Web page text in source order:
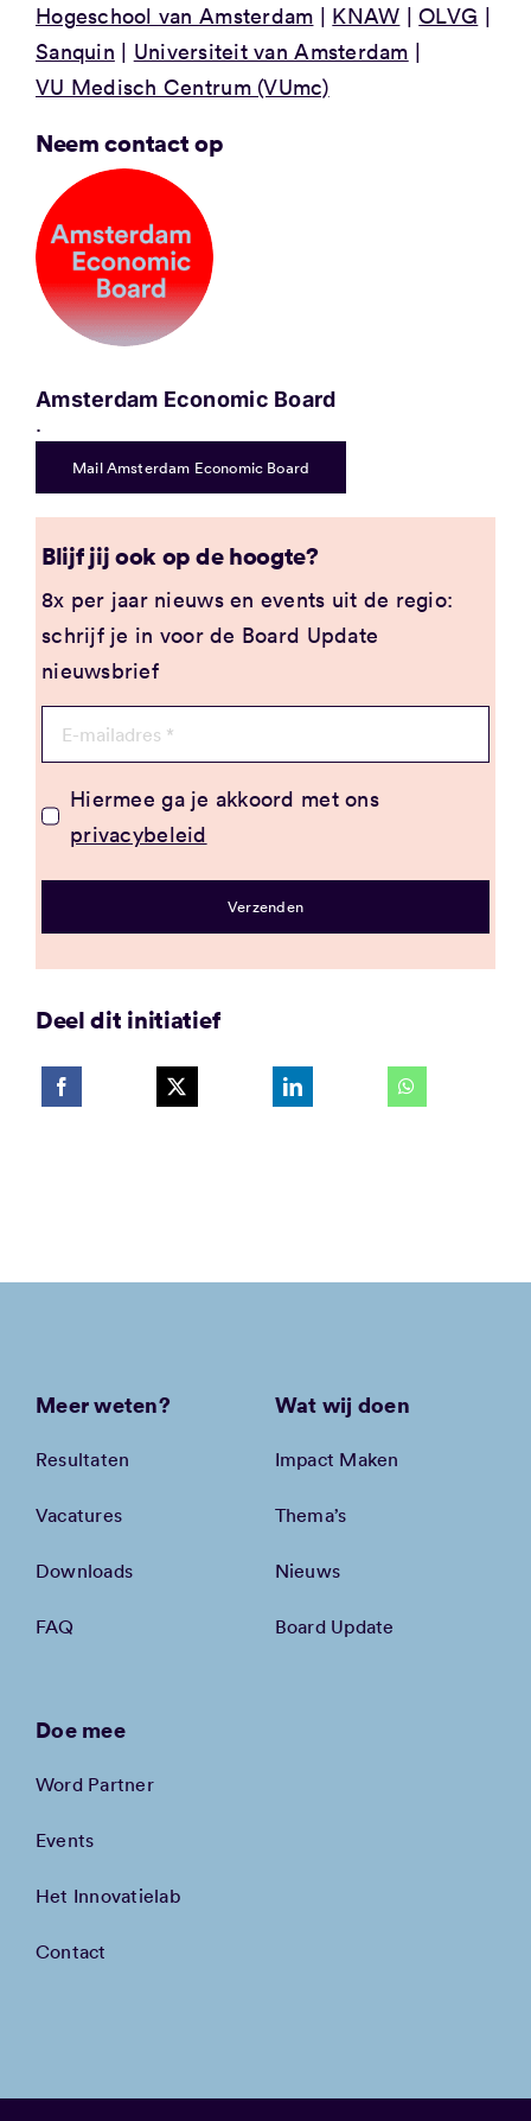
Hogeschool van Amsterdam
KNAW
OLVG
Sanquin
Universiteit van Amsterdam
VU Medisch Centrum (VUmc)
Neem contact op
Amsterdam Economic Board
.
Mail Amsterdam Economic Board
Blijf jij ook op de hoogte?
8x per jaar nieuws en events uit de regio:
schrijf je in voor de Board Update
nieuwsbrief
Hiermee ga je akkoord met ons
privacybeleid
Verzenden
Deel dit initiatief
Meer weten?
Resultaten
Vacatures
Downloads
FAQ
Wat wij doen
Impact Maken
Thema’s
Nieuws
Board Update
Doe mee
Word Partner
Events
Het Innovatielab
Contact